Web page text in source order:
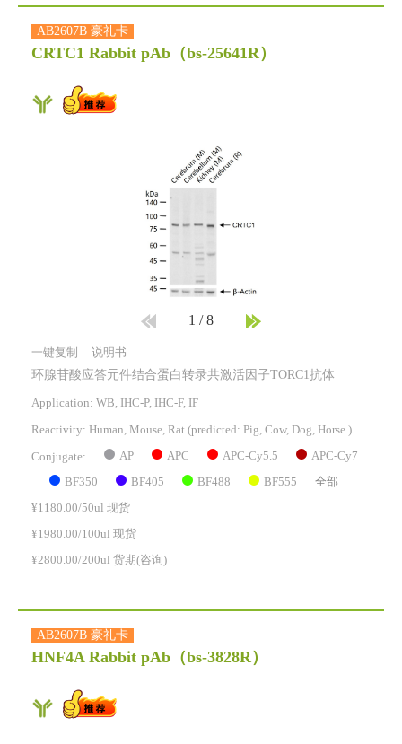
AB2607B 豪礼卡
CRTC1 Rabbit pAb （bs-25641R）
1 /8
一键复制 说明书
环腺苷酸应答元件结合蛋白转录共激活因子TORC1抗体
Application: WB, IHC-P, IHC-F, IF
Reactivity: Human, Mouse, Rat (predicted: Pig, Cow, Dog, Horse )
Conjugate: AP APC APC-Cy5.5 APC-Cy7
BF350 BF405 BF488 BF555 全部
¥1180.00/50ul 现货
¥1980.00/100ul 现货
¥2800.00/200ul 货期(咨询)
AB2607B 豪礼卡
HNF4A Rabbit pAb （bs-3828R）